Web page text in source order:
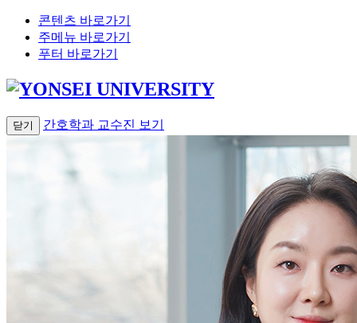
콘텐츠 바로가기
주메뉴 바로가기
푸터 바로가기
닫기 간호학과 교수진 보기